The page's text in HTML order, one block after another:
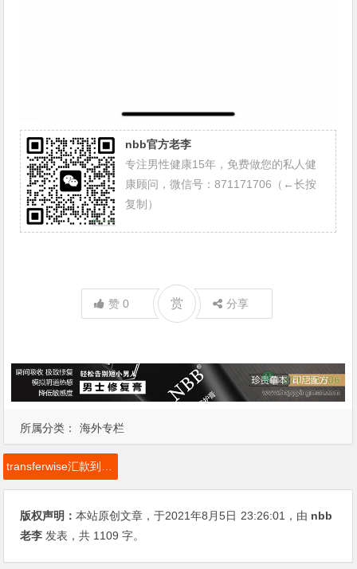
nbb官方老李
专注男性健康15年，免费做您的私人健
康顾问，微信号：871171706（←长按
复制）
赞0 赏 分享
所属分类： 海外专栏
transferwise汇款到国外
版权声明：本站原创文章，于2021年8月5日 23:26:01 ，由 nbb
老李 发表，共 1109 字。